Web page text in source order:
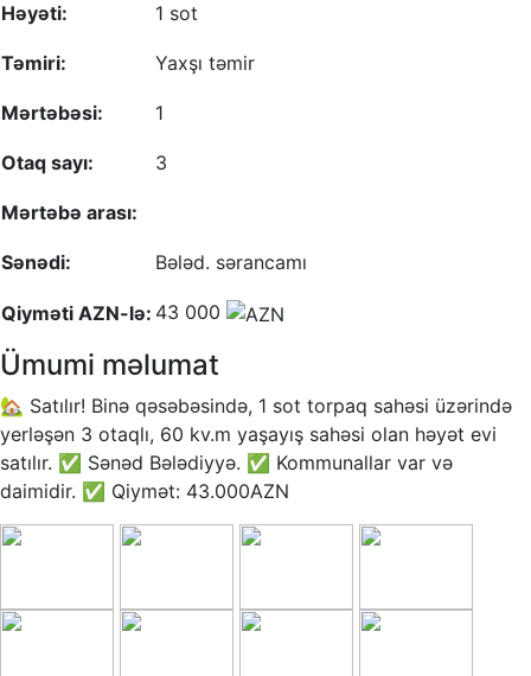
Həyəti: 1 sot
Təmiri: Yaxşı təmir
Mərtəbəsi: 1
Otaq sayı: 3
Mərtəbə arası:
Sənədi: Bələd. sərancamı
Qiyməti AZN-lə: 43 000
Ümumi məlumat
🏡 Satılır! Binə qəsəbəsində, 1 sot torpaq sahəsi üzərində
yerləşən 3 otaqlı, 60 kv.m yaşayış sahəsi olan həyət evi
satılır. ✅ Sənəd Bələdiyyə. ✅ Kommunallar var və
daimidir. ✅ Qiymət: 43.000AZN